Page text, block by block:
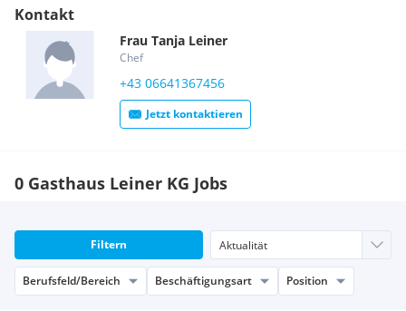
Kontakt
Frau Tanja Leiner
Chef
+43 06641367456
Jetzt kontaktieren
0 Gasthaus Leiner KG Jobs
Filtern
Berufsfeld/Bereich Beschäftigungsart Position